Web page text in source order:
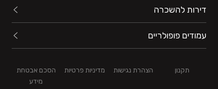
דירות להשכרה
עמודים פופולריים
תקנון הצהרת נגישות מדיניות פרטיות
הסכם אבטחת
מידע